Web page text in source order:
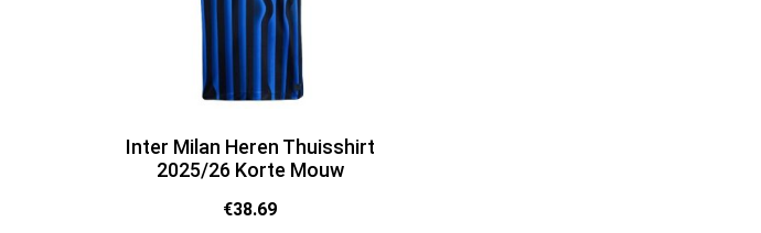
Inter Milan Heren Thuisshirt
2025/26 Korte Mouw
€38.69